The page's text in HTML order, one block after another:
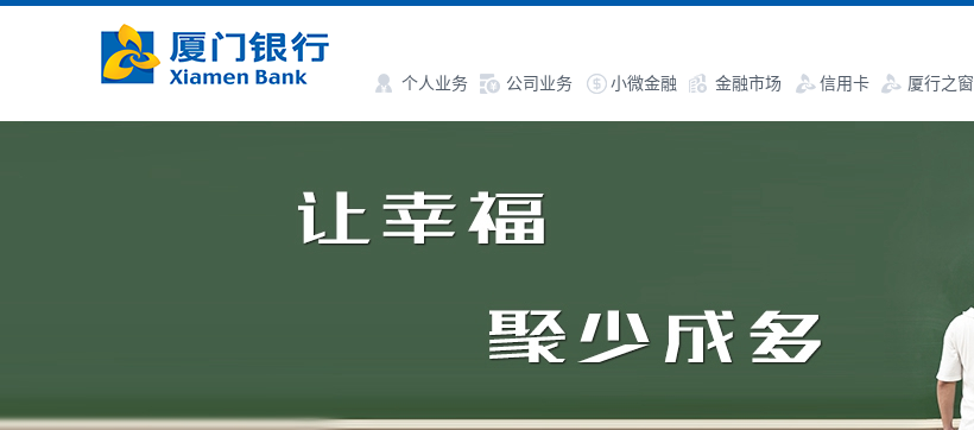
个人业务 公司业务 小微金融 金融市场 信用卡 厦行之窗